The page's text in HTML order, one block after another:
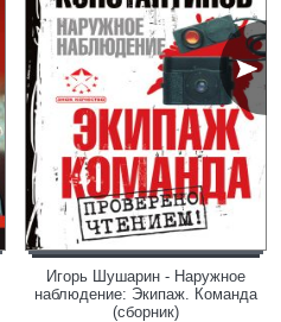
Игорь Шушарин - Наружное
наблюдение: Экипаж. Команда
(сборник)